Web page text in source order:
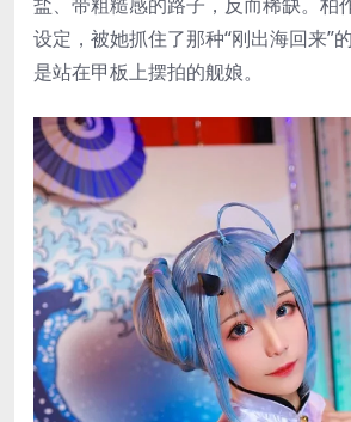
设定，被她抓住了那种“刚出海回来”
是站在甲板上摆拍的舰娘。